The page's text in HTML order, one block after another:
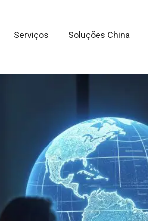
Serviços Soluções China